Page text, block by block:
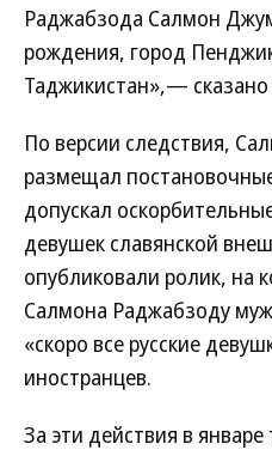
Раджабзода Салмон
рождения, город
Таджикистан»,—
По версии следствия,
размещал
допускал
девушек славянской
опубликовали ролик, на
Салмона Раджабзоду
«скоро все русские
иностранцев.
За эти действия в